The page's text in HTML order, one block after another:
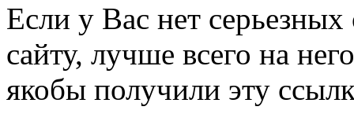
Если у Вас нет
сайту, лучше всего на
якобы получили эту